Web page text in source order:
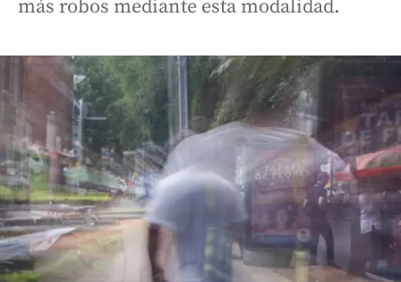
más robos mediante esta modalidad.